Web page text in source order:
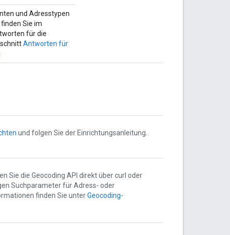
und Adresstypen
Sie im
für die
Antworten für
und folgen Sie der Einrichtungsanleitung.
Sie die Geocoding API direkt über curl oder
Suchparameter für Adress- oder
finden Sie unterGeocoding-